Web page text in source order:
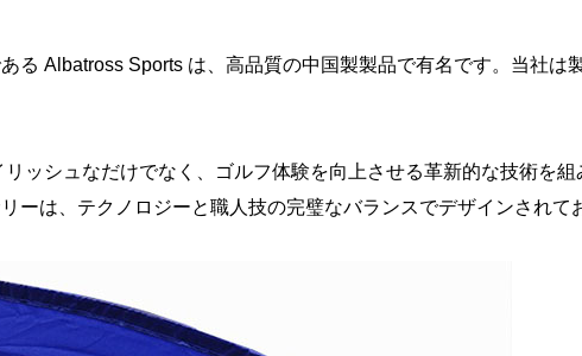
る Albatross Sports は、高品質の中国製製品で有名です。当社
ッシュなだけでなく、ゴルフ体験を向上させる革新的な技術を
ーは、テクノロジーと職人技の完璧なバランスでデザインされ